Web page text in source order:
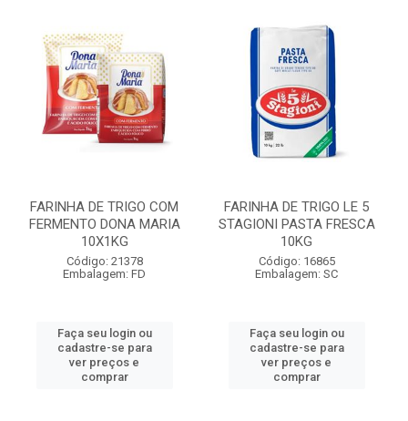
FARINHA DE TRIGO COM
FERMENTO DONA MARIA
10X1KG
Código: 21378
Embalagem: FD
Faça seu login ou
cadastre-se para
ver preços e
comprar
FARINHA DE TRIGO LE 5
STAGIONI PASTA FRESCA
10KG
Código: 16865
Embalagem: SC
Faça seu login ou
cadastre-se para
ver preços e
comprar